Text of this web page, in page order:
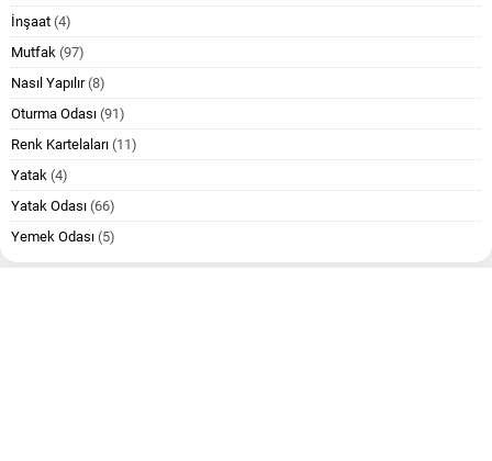
İnşaat (4)
Mutfak (97)
Nasıl Yapılır(8)
Oturma Odası (91)
Renk Kartelaları (11)
Yatak (4)
Yatak Odası (66)
Yemek Odası (5)